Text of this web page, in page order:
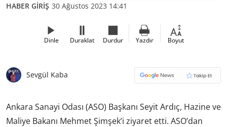
HABER GİRİŞ 30 Ağustos 2023 14:41
Dinle Duraklat Durdur Yazdır Boyut
Sevgül Kaba
Ankara Sanayi Odası (ASO) Başkanı Seyit Ardıç, Hazine ve
Maliye Bakanı Mehmet Şimşek’i ziyaret etti. ASO’dan